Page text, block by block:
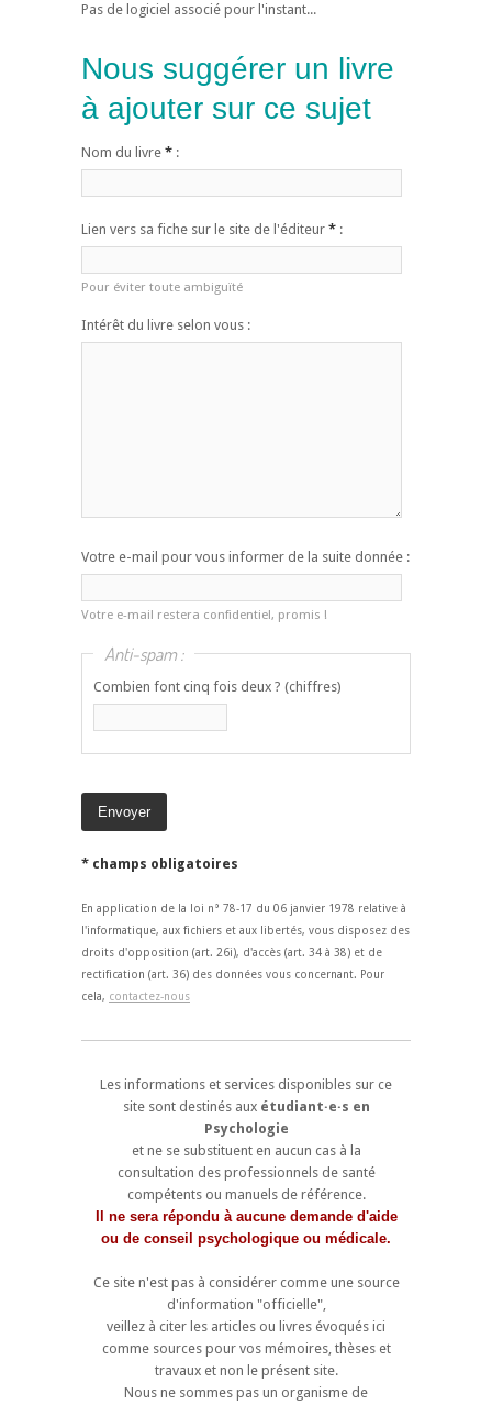
Pas de logiciel associé pour l'instant...
Nous suggérer un livre
à ajouter sur ce sujet
Nom du livre * :
Lien vers sa fiche sur le site de l'éditeur * :
Pour éviter toute ambiguïté
Intérêt du livre selon vous :
Votre e-mail pour vous informer de la suite donnée :
Votre e-mail restera confidentiel, promis !
Anti-spam :
Combien font cinq fois deux ? (chiffres)
* champs obligatoires
En application de la loi n° 78-17 du 06 janvier 1978 relative à
l'informatique, aux fichiers et aux libertés, vous disposez des
droits d'opposition (art. 26i), d'accès (art. 34 à 38) et de
rectification (art. 36) des données vous concernant. Pour
cela, contactez-nous
Les informations et services disponibles sur ce
site sont destinés aux étudiant·e·s en
Psychologie
et ne se substituent en aucun cas à la
consultation des professionnels de santé
compétents ou manuels de référence.
Il ne sera répondu à aucune demande d'aide
ou de conseil psychologique ou médicale.
Ce site n'est pas à considérer comme une source
d'information "officielle",
veillez à citer les articles ou livres évoqués ici
comme sources pour vos mémoires, thèses et
travaux et non le présent site.
Nous ne sommes pas un organisme de